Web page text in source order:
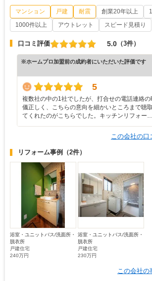
マンション 戸建 耐震 創業20年以上
1000件以上
アウトレット スピード見積り
口コミ評価 5.0 （3件）
※ホームプロ加盟前の成約者にいただいた評価です
5
複数社の中の1社でしたが、打合せの電話連絡
儀正しく、こちらの意向を細かいところまで聴
てくれたのがこちらでした。キッチンリフォー…
この会社の
リフォーム事例 （2件）
浴室・ユニットバス/洗面所・
脱衣所
戸建住宅
240万円
浴室・ユニットバス/洗面所・
脱衣所
戸建住宅
230万円
この会社